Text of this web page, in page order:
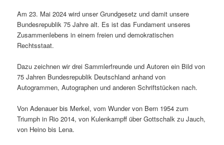
Am 23. Mai 2024 wird unser Grundgesetz und damit unsere
Bundesrepublik 75 Jahre alt. Es ist das Fundament unseres
Zusammenlebens in einem freien und demokratischen
Rechtsstaat.
Dazu zeichnen wir drei Sammlerfreunde und Autoren ein Bild von
75 Jahren Bundesrepublik Deutschland anhand von
Autogrammen, Autographen und anderen Schriftstücken nach.
Von Adenauer bis Merkel, vom Wunder von Bern 1954 zum
Triumph in Rio 2014, von Kulenkampff über Gottschalk zu Jauch,
von Heino bis Lena.